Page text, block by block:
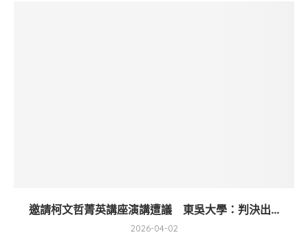
邀請柯文哲菁英講座演講遭議 東吳大學：判決出...
2026-04-02